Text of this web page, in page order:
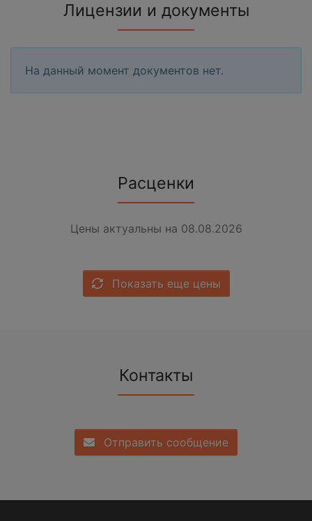
Лицензии и документы
На данный момент документов нет.
Расценки
Цены актуальны на 08.08.2026
Показать еще цены
Контакты
Отправить сообщение